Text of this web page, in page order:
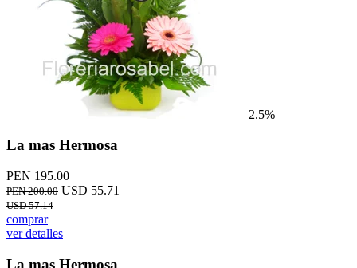
2.5%
La mas Hermosa
PEN 195.00
PEN 200.00 USD 55.71
USD 57.14
comprar
ver detalles
La mas Hermosa